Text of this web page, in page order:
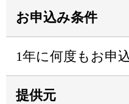
お申込み条件
1年に何度もお申
提供元